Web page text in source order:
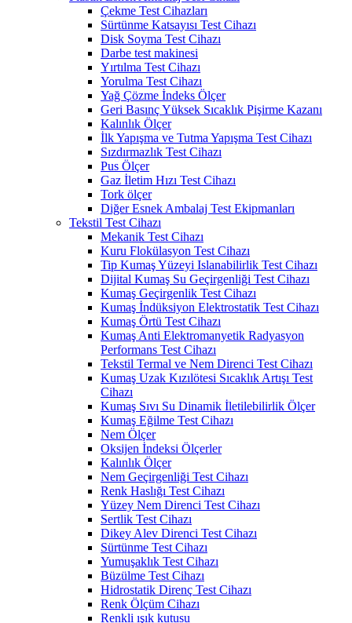
Çekme Test Cihazları
Sürtünme Katsayısı Test Cihazı
Disk Soyma Test Cihazı
Darbe test makinesi
Yırtılma Test Cihazı
Yorulma Test Cihazı
Yağ Çözme İndeks Ölçer
Geri Basınç Yüksek Sıcaklık Pişirme Kazanı
Kalınlık Ölçer
İlk Yapışma ve Tutma Yapışma Test Cihazı
Sızdırmazlık Test Cihazı
Pus Ölçer
Gaz İletim Hızı Test Cihazı
Tork ölçer
Diğer Esnek Ambalaj Test Ekipmanları
Tekstil Test Cihazı
Mekanik Test Cihazı
Kuru Flokülasyon Test Cihazı
Tip Kumaş Yüzeyi Islanabilirlik Test Cihazı
Dijital Kumaş Su Geçirgenliği Test Cihazı
Kumaş Geçirgenlik Test Cihazı
Kumaş İndüksiyon Elektrostatik Test Cihazı
Kumaş Örtü Test Cihazı
Kumaş Anti Elektromanyetik Radyasyon
Performans Test Cihazı
Tekstil Termal ve Nem Direnci Test Cihazı
Kumaş Uzak Kızılötesi Sıcaklık Artışı Test
Cihazı
Kumaş Sıvı Su Dinamik İletilebilirlik Ölçer
Kumaş Eğilme Test Cihazı
Nem Ölçer
Oksijen İndeksi Ölçerler
Kalınlık Ölçer
Nem Geçirgenliği Test Cihazı
Renk Haslığı Test Cihazı
Yüzey Nem Direnci Test Cihazı
Sertlik Test Cihazı
Dikey Alev Direnci Test Cihazı
Sürtünme Test Cihazı
Yumuşaklık Test Cihazı
Büzülme Test Cihazı
Hidrostatik Direnç Test Cihazı
Renk Ölçüm Cihazı
Renkli ışık kutusu